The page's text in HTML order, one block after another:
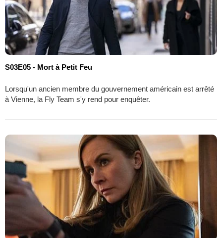
S03E05 - Mort à Petit Feu
Lorsqu'un ancien membre du gouvernement américain est arrêté
à Vienne, la Fly Team s'y rend pour enquêter.